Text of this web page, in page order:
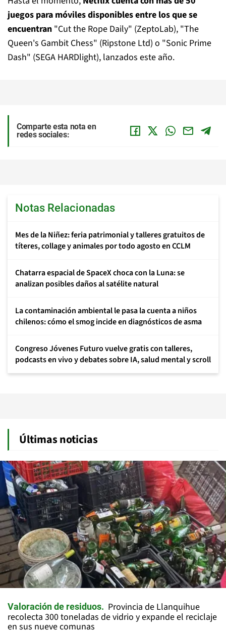
juegos para móviles disponibles entre los que se
encuentran "Cut the Rope Daily" (ZeptoLab), "The
Queen's Gambit Chess" (Ripstone Ltd) o "Sonic Prime
Dash" (SEGA HARDlight), lanzados este año.
Comparte esta nota en
redes sociales:
Notas Relacionadas
Mes de la Niñez: feria patrimonial y talleres gratuitos de
títeres, collage y animales por todo agosto en CCLM
Chatarra espacial de SpaceX choca con la Luna: se
analizan posibles daños al satélite natural
La contaminación ambiental le pasa la cuenta a niños
chilenos: cómo el smog incide en diagnósticos de asma
Congreso Jóvenes Futuro vuelve gratis con talleres,
podcasts en vivo y debates sobre IA, salud mental y scroll
Últimas noticias
Valoración de residuos
Provincia de Llanquihue
recolecta 300 toneladas de vidrio y expande el reciclaje
en sus nueve comunas